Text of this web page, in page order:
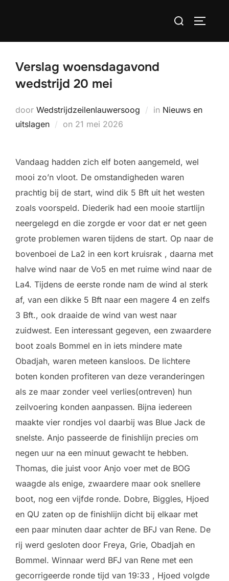
Zoek
Verslag woensdagavond
wedstrijd 20 mei
door Wedstrijdzeilenlauwersoog in Nieuws en
uitslagen
on Geplaatst
21 mei 2026
Vandaag hadden zich elf boten aangemeld, wel
mooi zo’n vloot. De omstandigheden waren
prachtig bij de start, wind dik 5 Bft uit het westen
zoals voorspeld. Diederik had een mooie startlijn
neergelegd en die zorgde er voor dat er net geen
grote problemen waren tijdens de start. Op naar de
bovenboei de La2 in een kort kruisrak , daarna met
halve wind naar de Vo5 en met ruime wind naar de
La4. Tijdens de eerste ronde nam de wind al sterk
af, van een dikke 5 Bft naar een magere 4 en zelfs
3 Bft., ook draaide de wind van west naar
zuidwest. Een interessant gegeven, een zwaardere
boot zoals Bommel en in iets mindere mate
Obadjah, waren meteen kansloos. De lichtere
boten konden profiteren van deze veranderingen
als ze maar zonder veel verlies(ontreven) hun
zeilvoering konden aanpassen. Bijna iedereen
maakte vier rondjes vol daarbij was Blue Jack de
snelste. Anjo passeerde de finishlijn precies om
negen uur na een minuut gewacht te hebben.
Thomas, die juist voor Anjo voer met de BOG
waagde als enige, zwaardere maar ook snellere
boot, nog een vijfde ronde. Dobre, Biggles, Hjoed
en QU zaten op de finishlijn dicht bij elkaar met
een paar minuten daar achter de BFJ van Rene. De
rij werd gesloten door Freya, Grie, Obadjah en
Bommel. Winnaar werd BFJ van Rene met een
gecorrigeerde ronde tijd van 19:33 , Hjoed volgde